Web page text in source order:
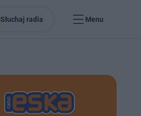
Słuchaj radia Menu